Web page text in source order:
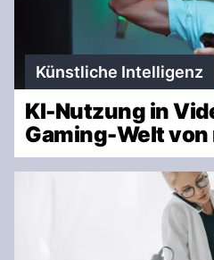
Künstliche Intelligenz
KI-Nutzung in
Gaming-Welt von